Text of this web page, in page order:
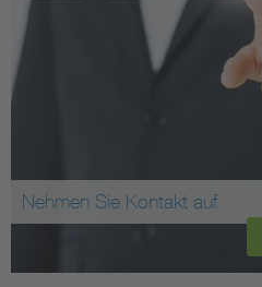
Nehmen Sie Kontakt auf